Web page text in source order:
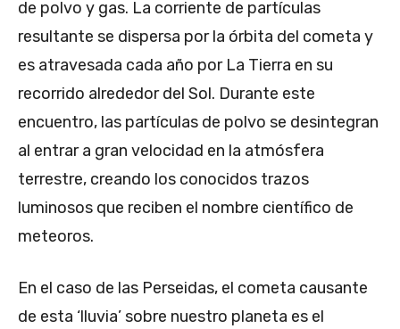
de polvo y gas. La corriente de partículas
resultante se dispersa por la órbita del cometa y
es atravesada cada año por La Tierra en su
recorrido alrededor del Sol. Durante este
encuentro, las partículas de polvo se desintegran
al entrar a gran velocidad en la atmósfera
terrestre, creando los conocidos trazos
luminosos que reciben el nombre científico de
meteoros.
En el caso de las Perseidas, el cometa causante
de esta ‘lluvia’ sobre nuestro planeta es el